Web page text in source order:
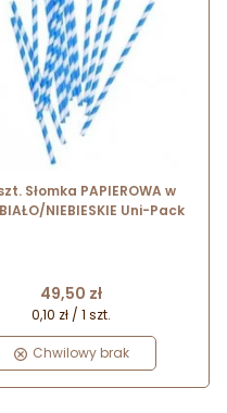
Słomka PAPIEROWA w
NIEBIESKIE Uni-Pack
Cena
49,50 zł
0,10 zł / 1 szt.
Chwilowy brak